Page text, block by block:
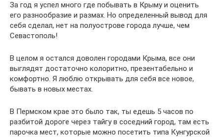
За год я успел много где побывать в Крыму и оценить
его разнообразие и размах. Но определенный вывод для
себя сделал, нет на полуострове города лучше, чем
Севастополь!
В целом я остался доволен городами Крыма, все они
выглядят достаточно колоритно, презентабельно и
комфортно. Я люблю открывать для себя все новое,
бывать в новых местах.
В Пермском крае это было так, ты едешь 5 часов по
разбитой дороге через тайгу в соседний город, там есть
парочка мест, которые можно посетить типа Кунгурской